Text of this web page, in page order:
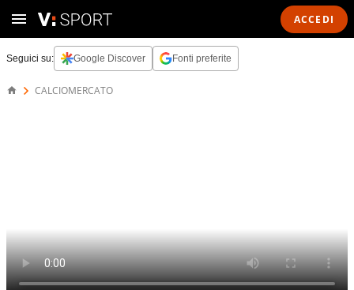
ACCEDI
Seguici su: Google Discover Fonti preferite
CALCIOMERCATO